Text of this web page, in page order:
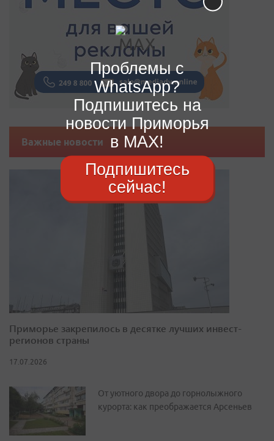
Важные новости
Приморье закрепилось в десятке лучших инвест-
регионов страны
17.07.2026
От уютного двора до горнолыжного
курорта: как преображается Арсеньев
Проблемы с
WhatsApp?
Подпишитесь на
новости Приморья
в MAX!
Подпишитесь
сейчас!